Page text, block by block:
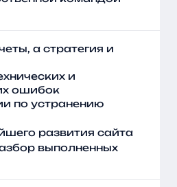
а стратегия и
и
ошибок
по устранению
развития сайта
выполненных